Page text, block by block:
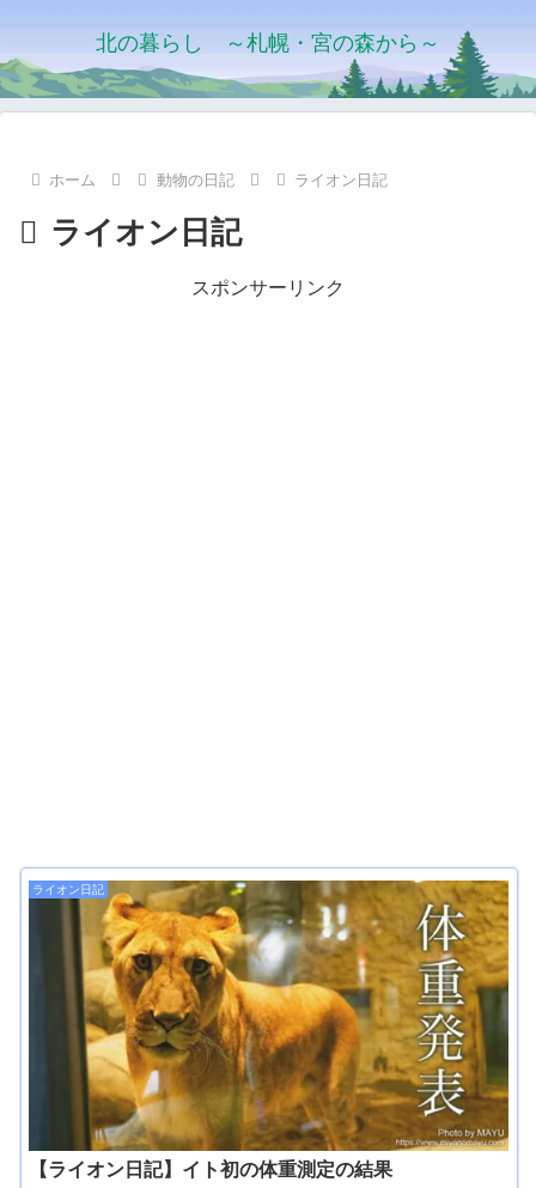
北の暮らし ～札幌・宮の森から～
ホーム 動物の日記 ライオン日記
ライオン日記
スポンサーリンク
ライオン日記
【ライオン日記】イト初の体重測定の結果